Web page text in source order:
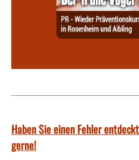
Haben Sie einen Fehler
gerne!